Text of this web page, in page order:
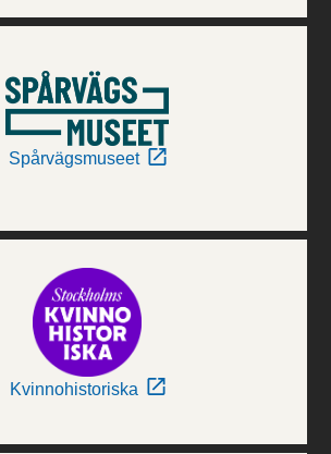
Spårvägsmuseet
Kvinnohistoriska